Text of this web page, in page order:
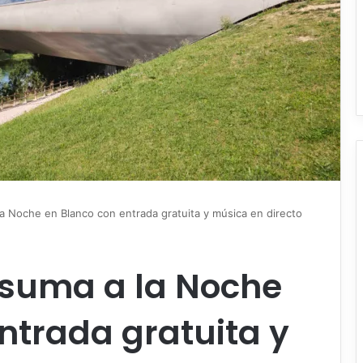
Noche en Blanco con entrada gratuita y música en directo
a la Noche
gratuita y